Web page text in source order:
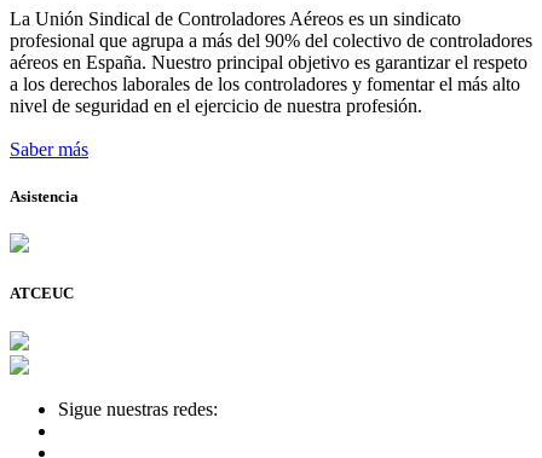
La Unión Sindical de Controladores Aéreos es un sindicato
profesional que agrupa a más del 90% del colectivo de controladores
aéreos en España. Nuestro principal objetivo es garantizar el respeto
a los derechos laborales de los controladores y fomentar el más alto
nivel de seguridad en el ejercicio de nuestra profesión.
Saber más
Asistencia
ATCEUC
Sigue nuestras redes: